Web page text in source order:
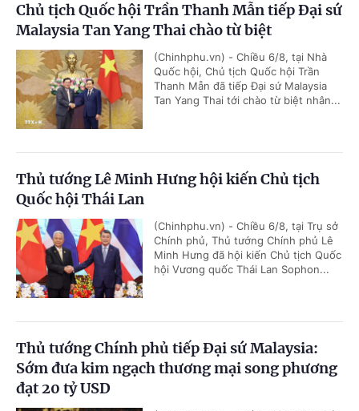
Chủ tịch Quốc hội Trần Thanh Mẫn tiếp Đại sứ
Malaysia Tan Yang Thai chào từ biệt
(Chinhphu.vn) - Chiều 6/8, tại Nhà
Quốc hội, Chủ tịch Quốc hội Trần
Thanh Mẫn đã tiếp Đại sứ Malaysia
Tan Yang Thai tới chào từ biệt nhân...
Thủ tướng Lê Minh Hưng hội kiến Chủ tịch
Quốc hội Thái Lan
(Chinhphu.vn) - Chiều 6/8, tại Trụ sở
Chính phủ, Thủ tướng Chính phủ Lê
Minh Hưng đã hội kiến Chủ tịch Quốc
hội Vương quốc Thái Lan Sophon...
Thủ tướng Chính phủ tiếp Đại sứ Malaysia:
Sớm đưa kim ngạch thương mại song phương
đạt 20 tỷ USD